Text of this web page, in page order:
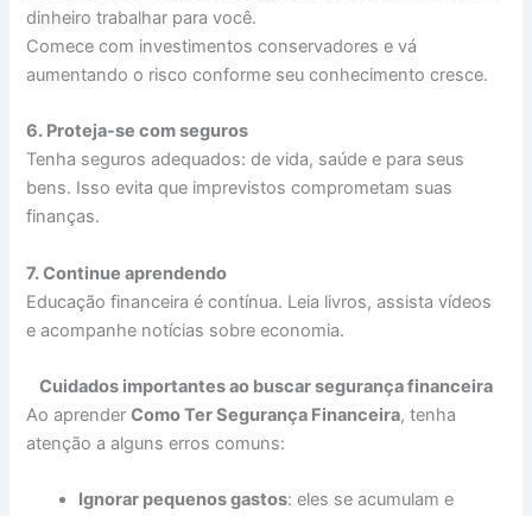
dinheiro trabalhar para você.
Comece com investimentos conservadores e vá
aumentando o risco conforme seu conhecimento cresce.
6. Proteja-se com seguros
Tenha seguros adequados: de vida, saúde e para seus
bens. Isso evita que imprevistos comprometam suas
finanças.
7. Continue aprendendo
Educação financeira é contínua. Leia livros, assista vídeos
e acompanhe notícias sobre economia.
Cuidados importantes ao buscar segurança financeira
Ao aprenderComo Ter Segurança Financeira, tenha
atenção a alguns erros comuns:
Ignorar pequenos gastos: eles se acumulam e